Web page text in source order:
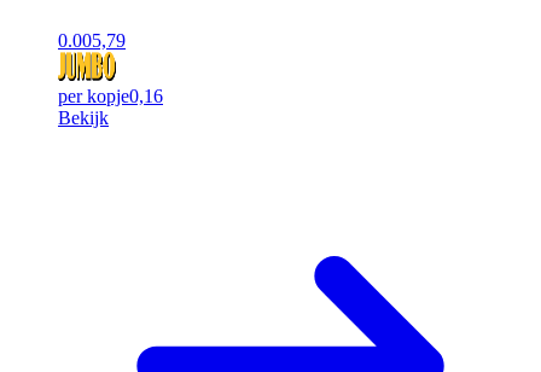
0.005,79
per kopje0,16
Bekijk